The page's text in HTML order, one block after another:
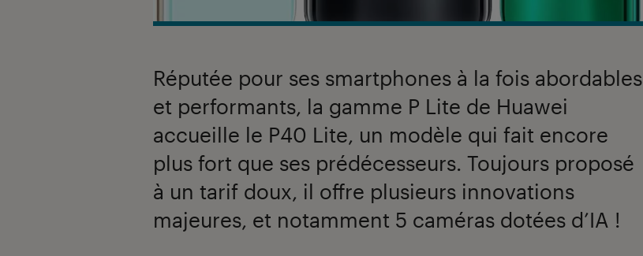
Réputée pour ses smartphones à la fois abordables
et performants, la gamme P Lite de Huawei
accueille le P40 Lite, un modèle qui fait encore
plus fort que ses prédécesseurs. Toujours proposé
à un tarif doux, il offre plusieurs innovations
majeures, et notamment 5 caméras dotées d’IA !